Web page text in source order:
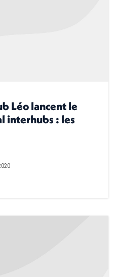
Léo lancent le
interhubs : les